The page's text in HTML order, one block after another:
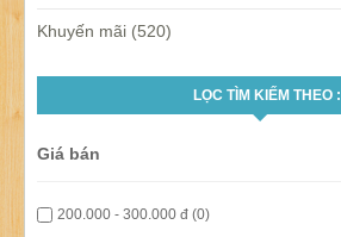
SẢN PHẨM KHÁC
Khuyến mãi (520)
LỌC TÌM KIẾM THEO :
Giá bán
200.000 - 300.000 đ (0)